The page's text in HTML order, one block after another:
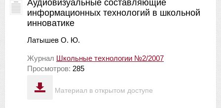
Материал в открытом доступе
Аудиовизуальные составляющие
информационных технологий в школьной
инноватике
Латышев О. Ю.
Журнал Школьные технологии №2/2007
Просмотров: 285